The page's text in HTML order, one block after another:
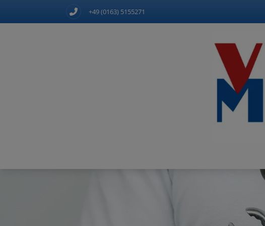
+49 (0163) 5155271